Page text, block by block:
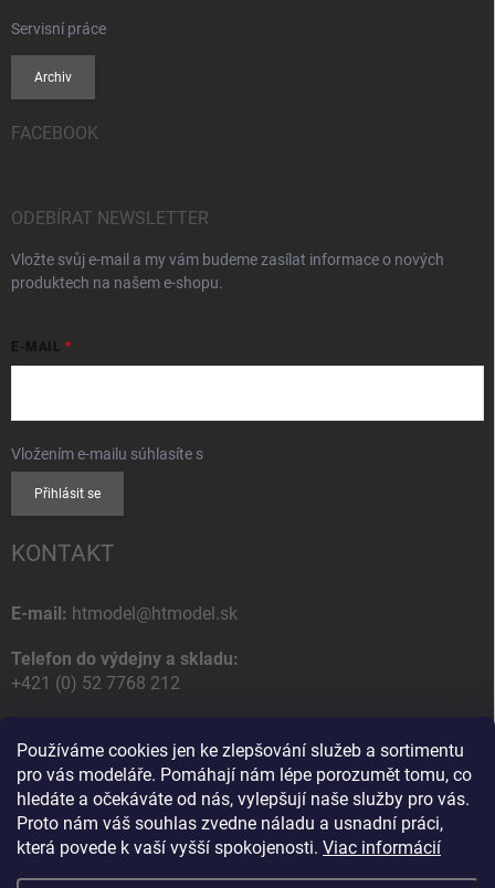
Používáme cookies jen ke zlepšování služeb a sortimentu
pro vás modeláře. Pomáhají nám lépe porozumět tomu, co
hledáte a očekáváte od nás, vylepšují naše služby pro vás.
Proto nám váš souhlas zvedne náladu a usnadní práci,
která povede k vaší vyšší spokojenosti. Viac informácií
Servisní práce
Archiv
FACEBOOK
ODEBÍRAT NEWSLETTER
Vložte svůj e-mail a my vám budeme zasílat informace o nových
produktech na našem e-shopu.
E-MAIL
Vložením e-mailu súhlasíte s
Přihlásit se
KONTAKT
E-mail: htmodel@htmodel.sk
Telefon do výdejny a skladu:
+421 (0) 52 7768 212
HT model
Na letisko 49
058 01 Poprad
Slovenská Republika